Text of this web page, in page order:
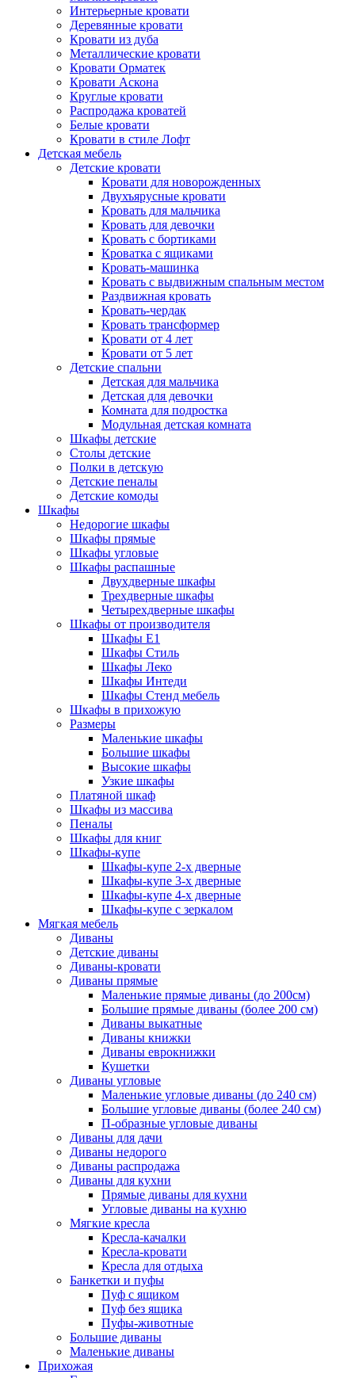
Интерьерные кровати
Деревянные кровати
Кровати из дуба
Металлические кровати
Кровати Орматек
Кровати Аскона
Круглые кровати
Распродажа кроватей
Белые кровати
Кровати в стиле Лофт
Детская мебель
Детские кровати
Кровати для новорожденных
Двухъярусные кровати
Кровать для мальчика
Кровать для девочки
Кровать с бортиками
Кроватка с ящиками
Кровать-машинка
Кровать с выдвижным спальным местом
Раздвижная кровать
Кровать-чердак
Кровать трансформер
Кровати от 4 лет
Кровати от 5 лет
Детские спальни
Детская для мальчика
Детская для девочки
Комната для подростка
Модульная детская комната
Шкафы детские
Столы детские
Полки в детскую
Детские пеналы
Детские комоды
Шкафы
Недорогие шкафы
Шкафы прямые
Шкафы угловые
Шкафы распашные
Двухдверные шкафы
Трехдверные шкафы
Четырехдверные шкафы
Шкафы от производителя
Шкафы E1
Шкафы Стиль
Шкафы Леко
Шкафы Интеди
Шкафы Стенд мебель
Шкафы в прихожую
Размеры
Маленькие шкафы
Большие шкафы
Высокие шкафы
Узкие шкафы
Платяной шкаф
Шкафы из массива
Пеналы
Шкафы для книг
Шкафы-купе
Шкафы-купе 2-х дверные
Шкафы-купе 3-х дверные
Шкафы-купе 4-х дверные
Шкафы-купе с зеркалом
Мягкая мебель
Диваны
Детские диваны
Диваны-кровати
Диваны прямые
Маленькие прямые диваны (до 200см)
Большие прямые диваны (более 200 см)
Диваны выкатные
Диваны книжки
Диваны еврокнижки
Кушетки
Диваны угловые
Маленькие угловые диваны (до 240 см)
Большие угловые диваны (более 240 см)
П-образные угловые диваны
Диваны для дачи
Диваны недорого
Диваны распродажа
Диваны для кухни
Прямые диваны для кухни
Угловые диваны на кухню
Мягкие кресла
Кресла-качалки
Кресла-кровати
Кресла для отдыха
Банкетки и пуфы
Пуф с ящиком
Пуф без ящика
Пуфы-животные
Большие диваны
Маленькие диваны
Прихожая